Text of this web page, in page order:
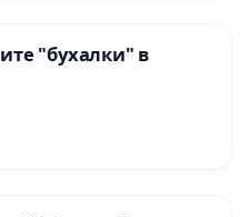
"бухалки" в